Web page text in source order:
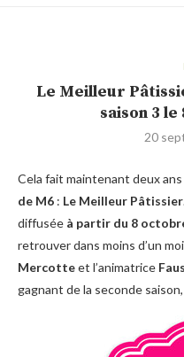
Le Meilleur
saison 3
20
Cela fait maintenant deux ans
de M6 : Le Meilleur Pâtissier
diffusée à partir du 8
retrouver dans moins d’un
Mercotteet l’animatrice
gagnant de la seconde